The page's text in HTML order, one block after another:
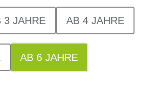
3 JAHRE AB 4 JAHRE
AB 6 JAHRE